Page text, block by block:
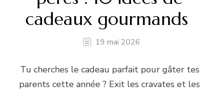
cadeaux gourmands
19 mai 2026
Tu cherches le cadeau parfait pour gâter tes
parents cette année ? Exit les cravates et les